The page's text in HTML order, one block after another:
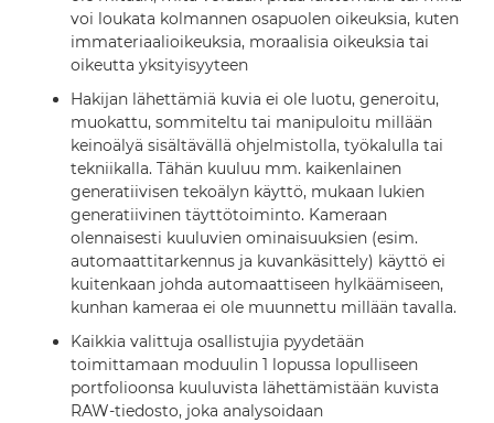
voi loukata kolmannen osapuolen oikeuksia, kuten
immateriaalioikeuksia, moraalisia oikeuksia tai
oikeutta yksityisyyteen
Hakijan lähettämiä kuvia ei ole luotu, generoitu,
muokattu, sommiteltu tai manipuloitu millään
keinoälyä sisältävällä ohjelmistolla, työkalulla tai
tekniikalla. Tähän kuuluu mm. kaikenlainen
generatiivisen tekoälyn käyttö, mukaan lukien
generatiivinen täyttötoiminto. Kameraan
olennaisesti kuuluvien ominaisuuksien (esim.
automaattitarkennus ja kuvankäsittely) käyttö ei
kuitenkaan johda automaattiseen hylkäämiseen,
kunhan kameraa ei ole muunnettu millään tavalla.
Kaikkia valittuja osallistujia pyydetään
toimittamaan moduulin 1 lopussa lopulliseen
portfolioonsa kuuluvista lähettämistään kuvista
RAW-tiedosto, joka analysoidaan